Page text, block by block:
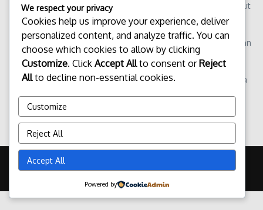
Diabetes melitus sering disebut
sebagai silent killer atau
pembunuh senyap karena
gejalanya yang kerap diabaikan
hingga komplikasi serius
muncul. Bagi para penyintas
diabetes (diabetisi), mengelola
Read More
Copyright © 2026 Update Terbaru Bali Portal News | Powered by
We respect your privacy
Cookies help us improve your experience, deliver
personalized content, and analyze traffic. You can
choose which cookies to allow by clicking
Customize. Click Accept Allto consent orReject
Allto decline non-essential cookies.
Customize
Reject All
Accept All
Powered by